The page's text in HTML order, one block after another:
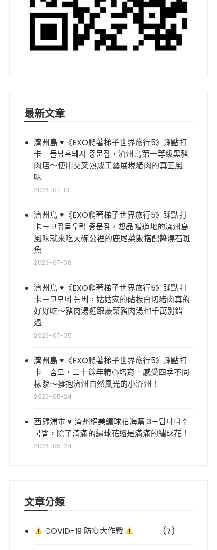
最新文章
濟州島 ♥《EXO爬著梯子世界旅行5》踩點打
卡－돌담흑돼지 중문점，濟州島第一等級黑豬
肉店～使用交叉熟成工藝展現豬肉的真正風
味！
2026-07-13
濟州島 ♥《EXO爬著梯子世界旅行5》踩點打
卡－고집돌우럭 중문점，想品嚐道地的濟州島
風味就來吃大碗公裡的鹿尾菜飯搭配醬燒石斑
魚！
2026-07-08
濟州島 ♥《EXO爬著梯子世界旅行5》踩點打
卡－고모네 돔베，姑姑家的砧板白切豬肉真的
好好吃～豬肉湯麵跟蕨菜豬肉湯也千萬別錯
過！
2026-07-05
濟州島 ♥《EXO爬著梯子世界旅行5》踩點打
卡－숨도，二十餘年精心培育、感受四季不同
樣貌～擁抱濟州自然風光的小濟州！
2026-05-24
西歸浦市 ♥ 濟州絕美繡球花海篇 3－답다니수
국밭，除了滿滿的繡球花還是滿滿的繡球花！
2026-05-24
文章分類
COVID-19 防疫大作戰 (7)